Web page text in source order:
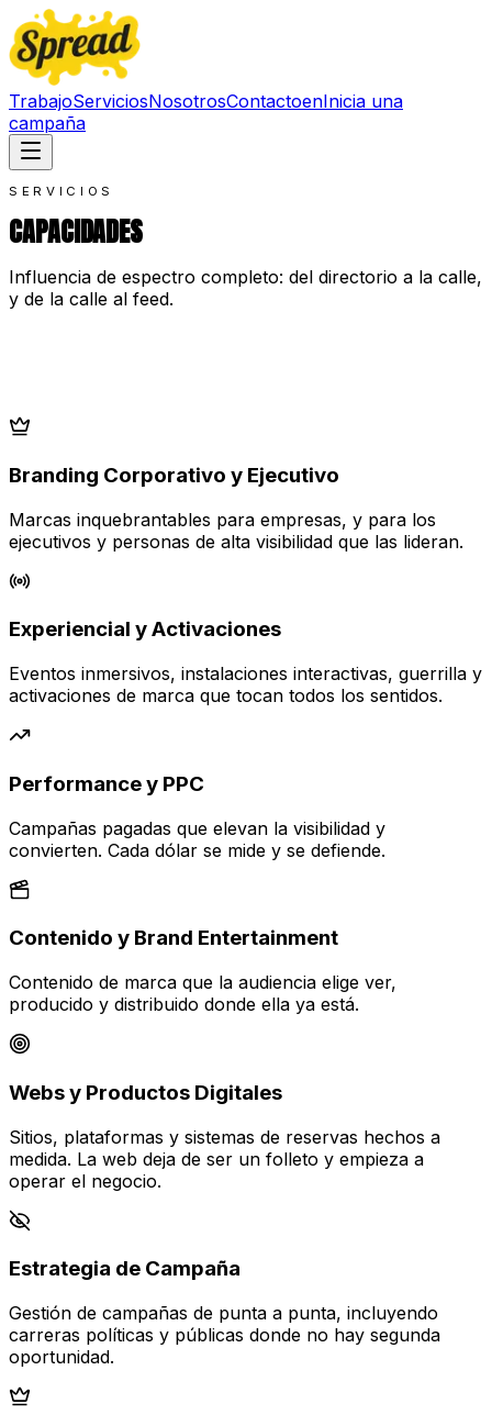
TrabajoServiciosNosotrosContactoenInicia una
campaña
SERVICIOS
CAPACIDADES
Influencia de espectro completo: del directorio a la calle,
y de la calle al feed.
Branding Corporativo y Ejecutivo
Marcas inquebrantables para empresas, y para los
ejecutivos y personas de alta visibilidad que las lideran.
Experiencial y Activaciones
Eventos inmersivos, instalaciones interactivas, guerrilla y
activaciones de marca que tocan todos los sentidos.
Performance y PPC
Campañas pagadas que elevan la visibilidad y
convierten. Cada dólar se mide y se defiende.
Contenido y Brand Entertainment
Contenido de marca que la audiencia elige ver,
producido y distribuido donde ella ya está.
Webs y Productos Digitales
Sitios, plataformas y sistemas de reservas hechos a
medida. La web deja de ser un folleto y empieza a
operar el negocio.
Estrategia de Campaña
Gestión de campañas de punta a punta, incluyendo
carreras políticas y públicas donde no hay segunda
oportunidad.